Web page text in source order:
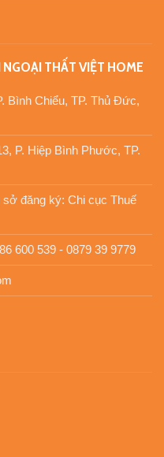
THẤT VIỆT HOME
Bình Chiểu, TP. Thủ Đức,
P. Hiệp Bình Phước, TP.
sở đăng ký: Chi cục Thuế
600 539 - 0879 39 9779